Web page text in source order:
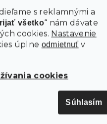
s reklamnými a
všetko“ nám dávate
cookies. Nastavenie
úplne odmietnuť v
cookies
Súhlasím
Výška